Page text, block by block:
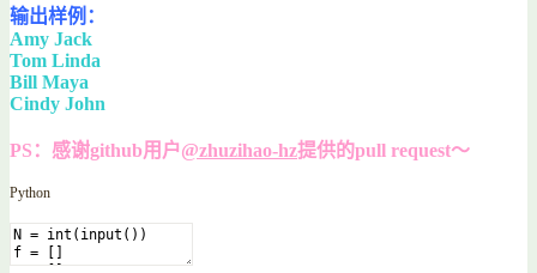
输出样例：
Amy Jack
Tom Linda
Bill Maya
Cindy John
PS：感谢github用户@zhuzihao-hz提供的pull request～
Python